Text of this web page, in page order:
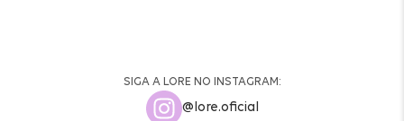
SIGA A LORE NO INSTAGRAM:
@lore.oficial